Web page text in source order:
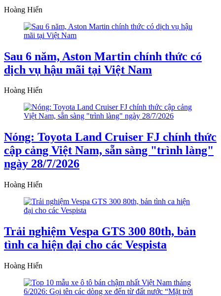
Hoàng Hiển
Sau 6 năm, Aston Martin chính thức có
dịch vụ hậu mãi tại Việt Nam
Hoàng Hiển
Nóng: Toyota Land Cruiser FJ chính thức
cập cảng Việt Nam, sẵn sàng "trình làng"
ngày 28/7/2026
Hoàng Hiển
Trải nghiệm Vespa GTS 300 80th, bản
tình ca hiện đại cho các Vespista
Hoàng Hiển